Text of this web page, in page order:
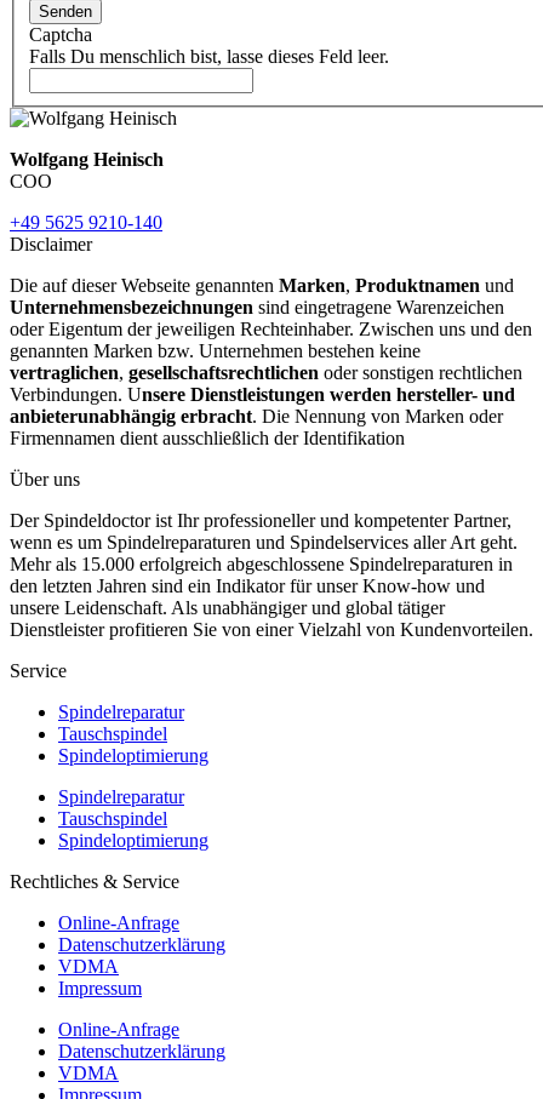
Senden
Captcha
Falls Du menschlich bist, lasse dieses Feld leer.
Wolfgang Heinisch
COO
+49 5625 9210-140
Disclaimer
Die auf dieser Webseite genannten Marken, Produktnamen und
Unternehmensbezeichnungen sind eingetragene Warenzeichen
oder Eigentum der jeweiligen Rechteinhaber. Zwischen uns und den
genannten Marken bzw. Unternehmen bestehen keine
vertraglichen, gesellschaftsrechtlichen oder sonstigen rechtlichen
Verbindungen. Unsere Dienstleistungen werden hersteller- und
anbieterunabhängig erbracht. Die Nennung von Marken oder
Firmennamen dient ausschließlich der Identifikation
Über uns
Der Spindeldoctor ist Ihr professioneller und kompetenter Partner,
wenn es um Spindelreparaturen und Spindelservices aller Art geht.
Mehr als 15.000 erfolgreich abgeschlossene Spindelreparaturen in
den letzten Jahren sind ein Indikator für unser Know-how und
unsere Leidenschaft. Als unabhängiger und global tätiger
Dienstleister profitieren Sie von einer Vielzahl von Kundenvorteilen.
Service
Spindelreparatur
Tauschspindel
Spindeloptimierung
Spindelreparatur
Tauschspindel
Spindeloptimierung
Rechtliches & Service
Online-Anfrage
Datenschutzerklärung
VDMA
Impressum
Online-Anfrage
Datenschutzerklärung
VDMA